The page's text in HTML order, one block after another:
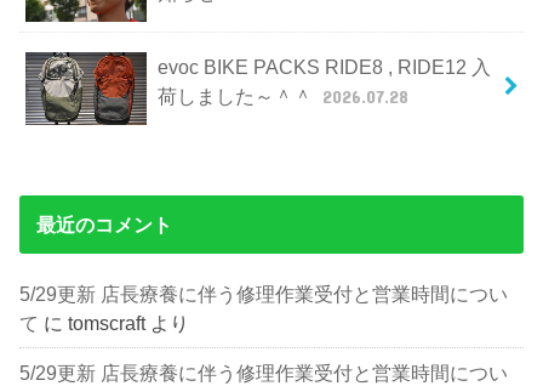
evoc BIKE PACKS RIDE8 , RIDE12 入
荷しました～＾＾
2026.07.28
最近のコメント
5/29更新 店長療養に伴う修理作業受付と営業時間につい
て にtomscraftより
5/29更新 店長療養に伴う修理作業受付と営業時間につい